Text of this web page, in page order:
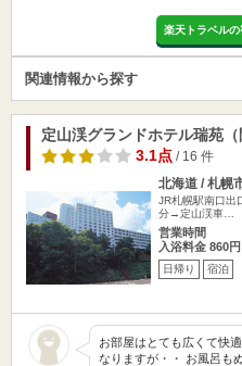
楽天トラベル
関連情報から探す
定山渓グランドホテル瑞苑（
3.1点/ 16 件
北海道 / 札幌
JR札幌駅南口出
分→定山渓車…
営業時間
入浴料金 860円
日帰り 宿泊
お部屋はとても広くて快
なりますが・・ お風呂も